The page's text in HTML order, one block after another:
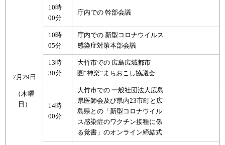
7月29日
（木曜
日）
10時
00分
庁内での 幹部会議
10時
05分
庁内での 新型コロナウイルス
感染症対策本部会議
13時
30分
大竹市での 広島広域都市
圏“神楽”まちおこし協議会
14時
00分
大竹市での 一般社団法人広島
県医師会及び県内23市町と広
島県との「新型コロナウイル
ス感染症のワクチン接種に係
る覚書」のオンライン締結式